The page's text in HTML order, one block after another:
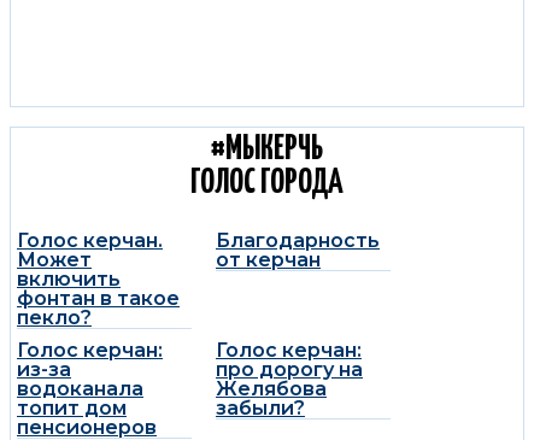
#МЫКЕРЧЬ
ГОЛОС ГОРОДА
Голос керчан.
Может
включить
фонтан в такое
пекло?
Благодарность
от керчан
Голос керчан:
из-за
водоканала
топит дом
пенсионеров
Голос керчан:
про дорогу на
Желябова
забыли?